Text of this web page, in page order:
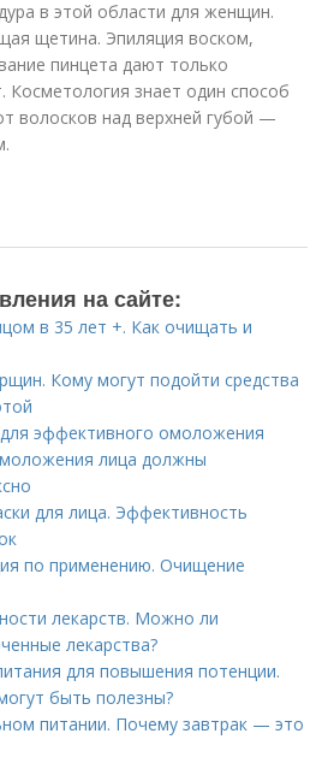
в этой области для женщин.
щетина. Эпиляция воском,
пинцета дают только
Косметология знает один способ
волосков над верхней губой —
на сайте:
в 35 лет +. Как очищать и
Кому могут подойти средства
эффективного омоложения
лица должны
для лица. Эффективность
по применению. Очищение
лекарств. Можно ли
лекарства?
для повышения потенции.
быть полезны?
питании. Почему завтрак — это